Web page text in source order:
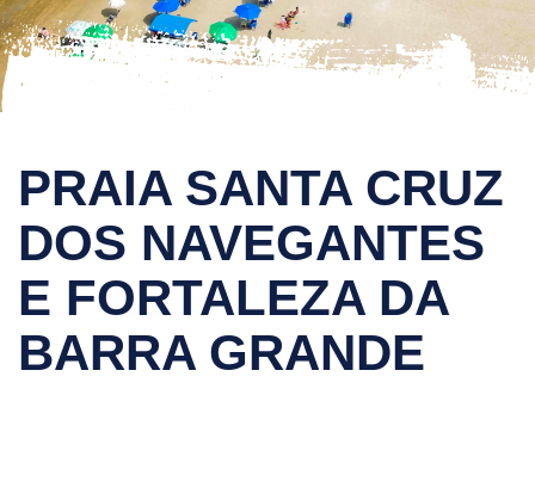
PRAIA SANTA CRUZ
DOS NAVEGANTES
E FORTALEZA DA
BARRA GRANDE